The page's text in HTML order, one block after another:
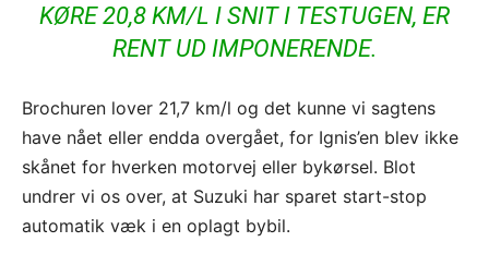
KØRE 20,8 KM/L I SNIT I TESTUGEN, ER
RENT UD IMPONERENDE.
Brochuren lover 21,7 km/l og det kunne vi sagtens
have nået eller endda overgået, for Ignis’en blev ikke
skånet for hverken motorvej eller bykørsel. Blot
undrer vi os over, at Suzuki har sparet start-stop
automatik væk i en oplagt bybil.